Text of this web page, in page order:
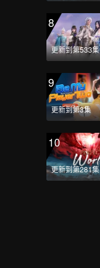
8
更新到第533集
9
更新到第3集
10
更新到第281集